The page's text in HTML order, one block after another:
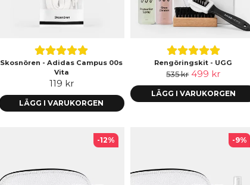
Skosnören - Adidas Campus 00s
Vita
119 kr
LÄGG I VARUKORGEN
Rengöringskit - UGG
535 kr 499 kr
LÄGG I VARUKORGEN
-12% -9%